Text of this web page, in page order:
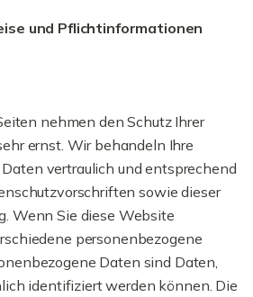
und Pflichtinformationen
nehmen den Schutz Ihrer
ernst. Wir behandeln Ihre
vertraulich und entsprechend
sowie dieser
Wenn Sie diese Website
personenbezogene
Daten sind Daten,
identifiziert werden können. Die